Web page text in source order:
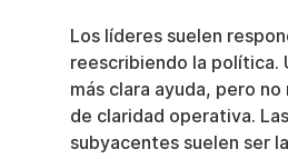
Los líderes suelen
reescribiendo la política.
más clara ayuda, pero
de claridad operativa.
subyacentes suelen ser